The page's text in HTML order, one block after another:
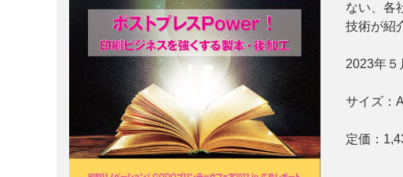
発刊案内 JFPI印刷用語集 印刷機材年鑑
会社案内 購読・購入申し込み サイトポリシー
ない、各
技術が紹
2023年５
サイズ：
定価：